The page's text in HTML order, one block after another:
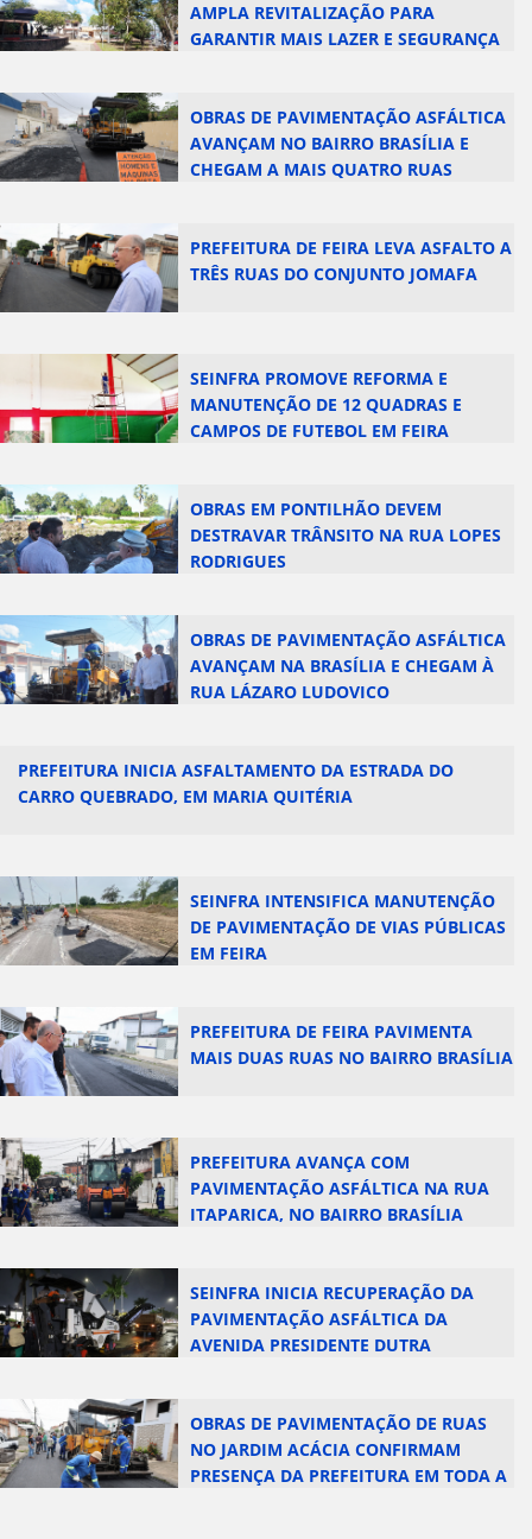
AMPLA REVITALIZAÇÃO PARA
GARANTIR MAIS LAZER E SEGURANÇA
OBRAS DE PAVIMENTAÇÃO ASFÁLTICA
AVANÇAM NO BAIRRO BRASÍLIA E
CHEGAM A MAIS QUATRO RUAS
PREFEITURA DE FEIRA LEVA ASFALTO A
TRÊS RUAS DO CONJUNTO JOMAFA
SEINFRA PROMOVE REFORMA E
MANUTENÇÃO DE 12 QUADRAS E
CAMPOS DE FUTEBOL EM FEIRA
OBRAS EM PONTILHÃO DEVEM
DESTRAVAR TRÂNSITO NA RUA LOPES
RODRIGUES
OBRAS DE PAVIMENTAÇÃO ASFÁLTICA
AVANÇAM NA BRASÍLIA E CHEGAM À
RUA LÁZARO LUDOVICO
PREFEITURA INICIA ASFALTAMENTO DA ESTRADA DO
CARRO QUEBRADO, EM MARIA QUITÉRIA
SEINFRA INTENSIFICA MANUTENÇÃO
DE PAVIMENTAÇÃO DE VIAS PÚBLICAS
EM FEIRA
PREFEITURA DE FEIRA PAVIMENTA
MAIS DUAS RUAS NO BAIRRO BRASÍLIA
PREFEITURA AVANÇA COM
PAVIMENTAÇÃO ASFÁLTICA NA RUA
ITAPARICA, NO BAIRRO BRASÍLIA
SEINFRA INICIA RECUPERAÇÃO DA
PAVIMENTAÇÃO ASFÁLTICA DA
AVENIDA PRESIDENTE DUTRA
OBRAS DE PAVIMENTAÇÃO DE RUAS
NO JARDIM ACÁCIA CONFIRMAM
PRESENÇA DA PREFEITURA EM TODA A